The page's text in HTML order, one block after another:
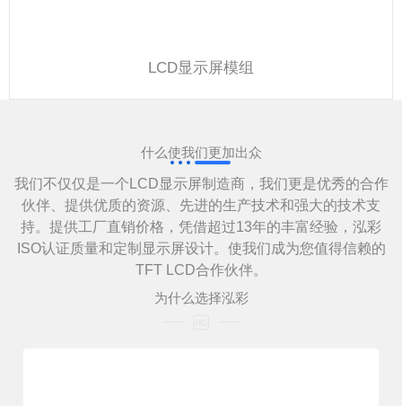
LCD显示屏模组
什么使我们更加出众
我们不仅仅是一个LCD显示屏制造商，我们更是优秀的合作
伙伴、提供优质的资源、先进的生产技术和强大的技术支
持。提供工厂直销价格，凭借超过13年的丰富经验，泓彩
ISO认证质量和定制显示屏设计。使我们成为您值得信赖的
TFT LCD合作伙伴。
为什么选择泓彩